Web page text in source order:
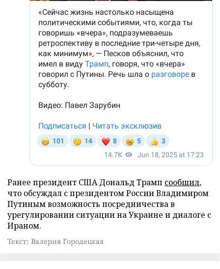
Ранее президент США Дональд Трамп сообщил,
что обсуждал с президентом России Владимиром
Путиным возможность посредничества в
урегулировании ситуации на Украине и диалоге с
Ираном.
Текст: Валерия Городецкая